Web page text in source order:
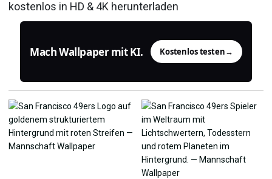
kostenlos in HD & 4K herunterladen
Mach Wallpaper mit KI. Kostenlos testen→